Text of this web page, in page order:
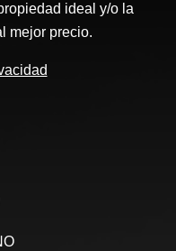
ideal y/o la
mejor precio.